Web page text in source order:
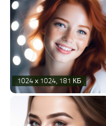
1024 х 1024, 181 КБ